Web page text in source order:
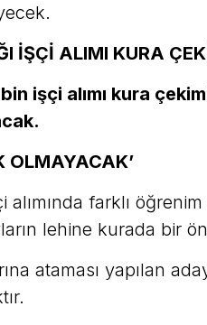
İŞÇİ ALIMI KURA
işçi alımı kura
OLMAYACAK’
alımında farklı
lehine kurada bir
ataması yapılan